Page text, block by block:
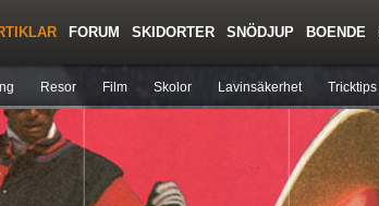
Resor Film Skolor Lavinsäkerhet Tricktips
FORUM SKIDORTER SNÖDJUP BOENDE